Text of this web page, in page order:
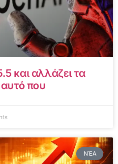
και αλλάζει τα
που
ΝΈΑ